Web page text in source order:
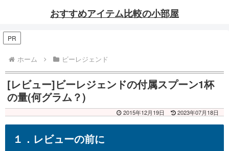
おすすめアイテム比較の小部屋
PR
ホーム ビーレジェンド
[レビュー]ビーレジェンドの付属スプーン1杯
の量(何グラム？)
2015年12月19日 2023年07月18日
１．レビューの前に